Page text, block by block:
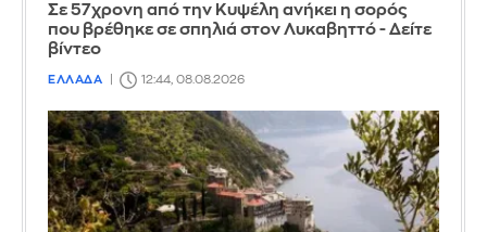
Σε 57χρονη από την Κυψέλη ανήκει η σορός
που βρέθηκε σε σπηλιά στον Λυκαβηττό - Δείτε
βίντεο
ΕΛΛΑΔΑ 12:44, 08.08.2026